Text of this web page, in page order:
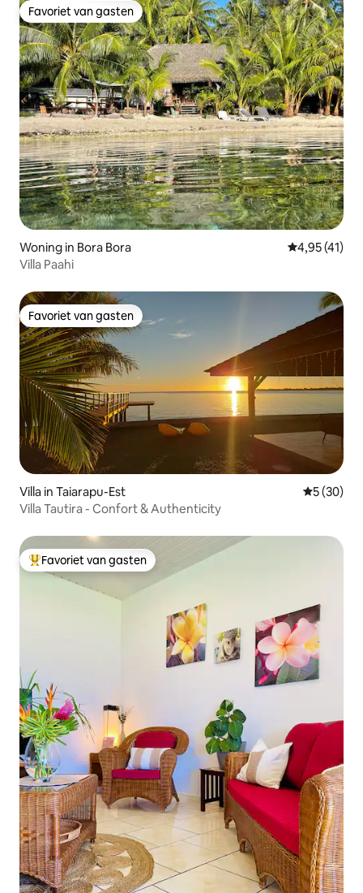
Favoriet van gasten
Favoriet van gasten
Woning in Bora Bora Gemiddelde
4,95 (41)
Villa Paahi
Favoriet van gasten
Favoriet van gasten
Villa in Taiarapu-Est
5 (30)
Villa Tautira - Confort & Authenticity
Topfavoriet van gasten
Favoriet van gasten